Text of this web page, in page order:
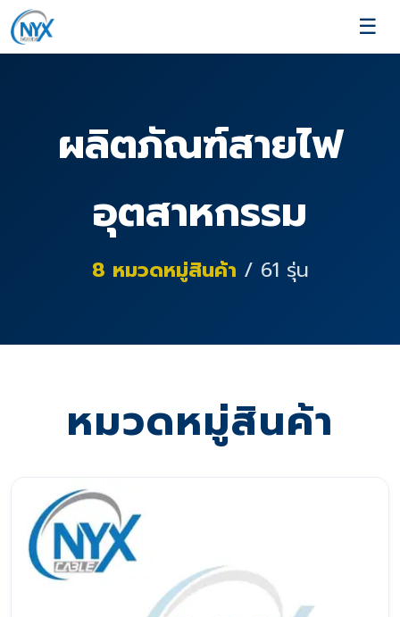
☰
ผลิตภัณฑ์สายไฟ
อุตสาหกรรม
8 หมวดหมู่สินค้า / 61 รุ่น
หมวดหมู่สินค้า